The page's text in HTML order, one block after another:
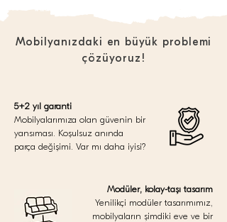
Mobilyanızdaki en büyük problemi
çözüyoruz!
5+2 yıl garanti
Mobilyalarımıza olan güvenin bir
yansıması. Koşulsuz anında
parça değişimi. Var mı daha iyisi?
Modüler, kolay-taşı tasarım
Yenilikçi modüler tasarımımız,
mobilyaların şimdiki eve ve bir